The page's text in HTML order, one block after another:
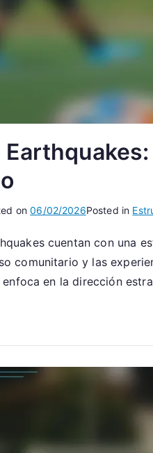
on06/02/2026Posted in
cuentan con una
comunitario y las
enfoca en la dirección